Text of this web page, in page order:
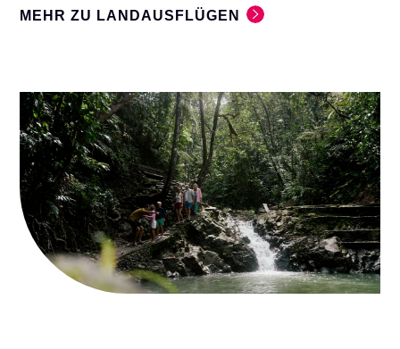
MEHR ZU LANDAUSFLÜGEN